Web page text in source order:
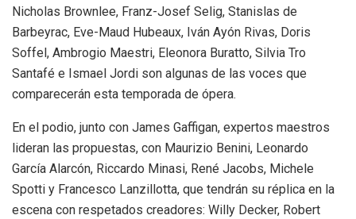
Nicholas Brownlee, Franz-Josef Selig, Stanislas de
Barbeyrac, Eve-Maud Hubeaux, Iván Ayón Rivas, Doris
Soffel, Ambrogio Maestri, Eleonora Buratto, Silvia Tro
Santafé e Ismael Jordi son algunas de las voces que
comparecerán esta temporada de ópera.
En el podio, junto con James Gaffigan, expertos maestros
lideran las propuestas, con Maurizio Benini, Leonardo
García Alarcón, Riccardo Minasi, René Jacobs, Michele
Spotti y Francesco Lanzillotta, que tendrán su réplica en la
escena con respetados creadores: Willy Decker, Robert